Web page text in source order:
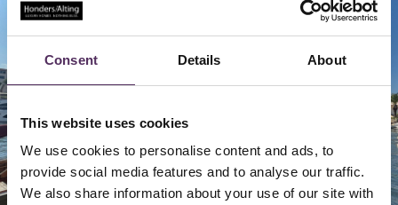
Consent Details About
This website uses cookies
We use cookies to personalise content and ads, to
provide social media features and to analyse our traffic.
We also share information about your use of our site with
01/12
02/12
03/12
04/12
05/12
06/12
07/12
08/12
09/12
10/12
11/12
12/12